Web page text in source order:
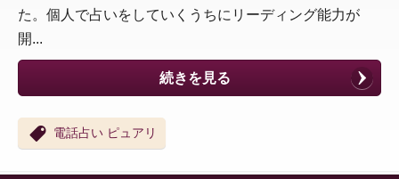
た。個人で占いをしていくうちにリーディング能力が
開...
続きを見る
電話占い ピュアリ